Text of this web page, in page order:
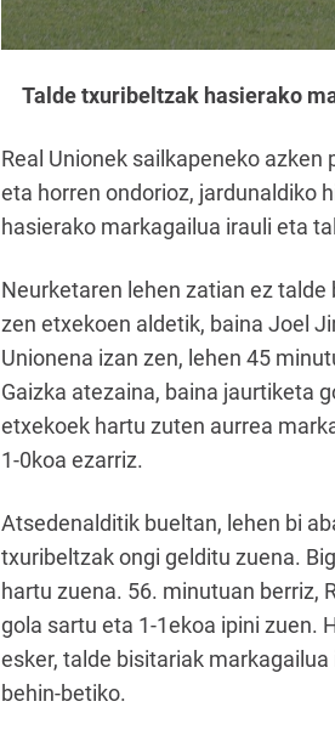
Talde txuribeltzak hasierako
Real Unionek sailkapeneko
eta horren ondorioz, jardunaldiko
hasierako markagailua irauli eta
Neurketaren lehen zatian ez
zen etxekoen aldetik, baina Joel
Unionena izan zen, lehen 45
Gaizka atezaina, baina jaurtiketa
etxekoek hartu zuten aurrea
1-0koa ezarriz.
Atsedenalditik bueltan, lehen bi
txuribeltzak ongi gelditu zuena.
hartu zuena. 56. minutuan berriz,
gola sartu eta 1-1ekoa ipini zuen.
esker, talde bisitariak
behin-betiko.